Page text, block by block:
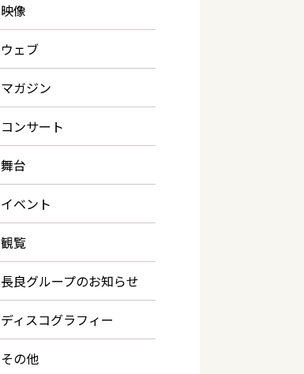
映像
ウェブ
マガジン
コンサート
舞台
イベント
観覧
長良グループのお知らせ
ディスコグラフィー
その他